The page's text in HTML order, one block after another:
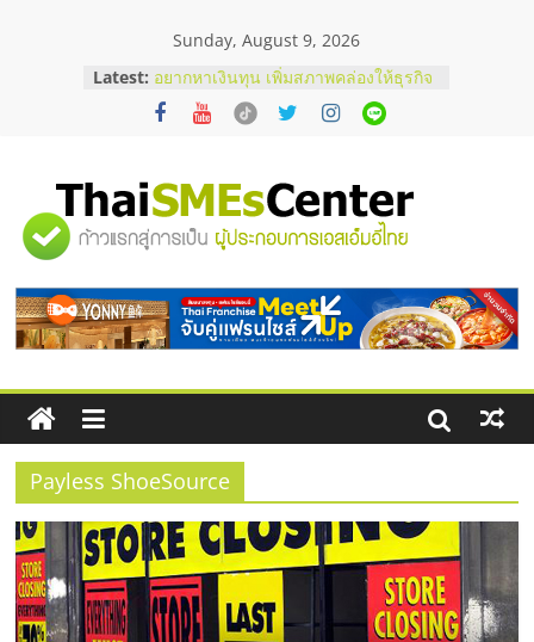
Sunday, August 9, 2026
Latest: อยากหาเงินทุน เพิ่มสภาพคล่องให้ธุรกิจ
เริ่มยังไงให้ผ่านฉลุย
สัมมนาออนไลน์ โอกาสบริหารสถานี
ThaiFranchise Meet Up จับคู่แฟรน
ไชส์ ครั้งที่ 8
ร้านเครื่องเสียงคุณภาพสูง พร้อม
บริษัท Cybersecurity ในไทยที่ไหนดี?
วิธีเลือกผู้ให้บริการให้คุ้มค่าและตอบ
โจทย์ธุรกิจ
"ศูนย์
รวม
ข้อมูล
ธุรกิจ
SME
แห่ง
Payless ShoeSource